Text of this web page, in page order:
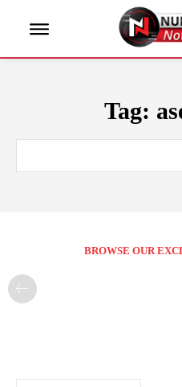
Tag:
BROWSE OUR